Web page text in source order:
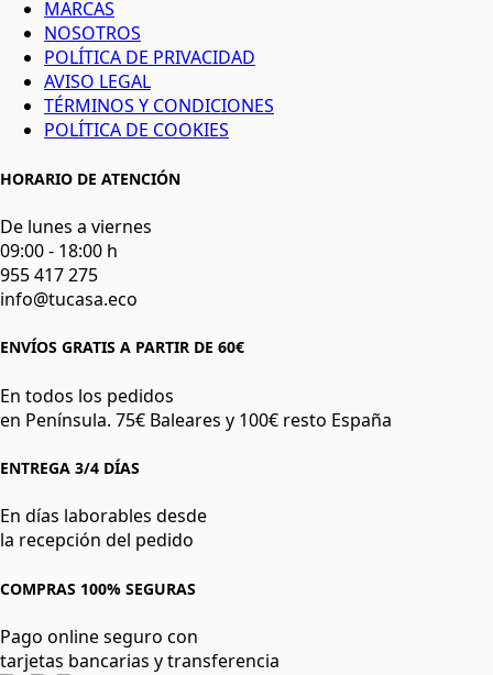
MARCAS
NOSOTROS
POLÍTICA DE PRIVACIDAD
AVISO LEGAL
TÉRMINOS Y CONDICIONES
POLÍTICA DE COOKIES
HORARIO DE ATENCIÓN
De lunes a viernes
09:00 - 18:00 h
955 417 275
info@tucasa.eco
ENVÍOS GRATIS A PARTIR DE 60€
En todos los pedidos
en Península. 75€ Baleares y 100€ resto España
ENTREGA 3/4 DÍAS
En días laborables desde
la recepción del pedido
COMPRAS 100% SEGURAS
Pago online seguro con
tarjetas bancarias y transferencia